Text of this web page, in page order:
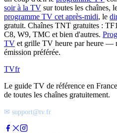
soir à la TV sur toutes les chaînes,
programme TV cet après-midi, le
gratuit. Chaînes TNT gratuites :
C8, W9, TMC et bien d'autres.
TV et grille TV heure par heure —
émission préférée.
TVfr
Le guide TV de référence en
de toutes les chaînes gratuitement.
✉ support@tv.fr